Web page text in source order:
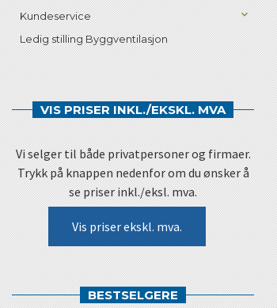
Kundeservice
Ledig stilling Byggventilasjon
VIS PRISER INKL./EKSKL. MVA
Vi selger til både privatpersoner og firmaer.
Trykk på knappen nedenfor om du ønsker å
se priser inkl./eksl. mva.
Vis priser ekskl. mva.
BESTSELGERE